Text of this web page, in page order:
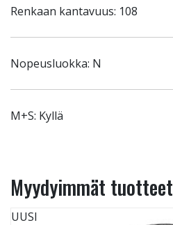
Renkaan kantavuus: 108
Nopeusluokka: N
M+S: Kyllä
Myydyimmät tuotteet
UUSI